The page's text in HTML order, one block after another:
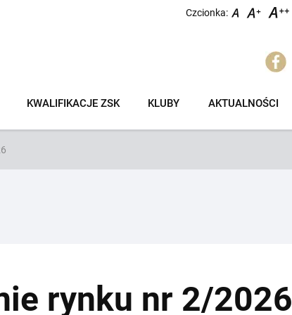
Czcionka:
KWALIFIKACJE ZSK KLUBY AKTUALNOŚCI
rynku nr 2/2026